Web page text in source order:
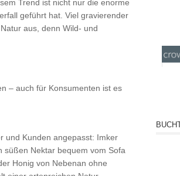
Trend ist nicht nur die enorme
geführt hat. Viel gravierender
aus, denn Wild- und
– auch für Konsumenten ist es
und Kunden angepasst: Imker
süßen Nektar bequem vom Sofa
Honig von Nebenan ohne